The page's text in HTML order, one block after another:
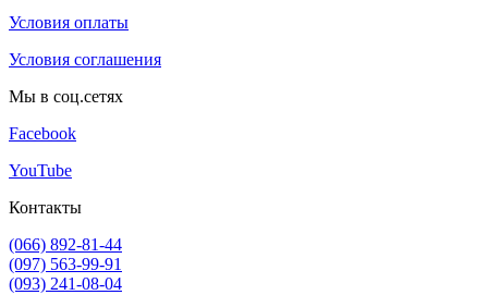
Условия оплаты
Условия соглашения
Мы в соц.сетях
Facebook
YouTube
Контакты
(066) 892-81-44
(097) 563-99-91
(093) 241-08-04